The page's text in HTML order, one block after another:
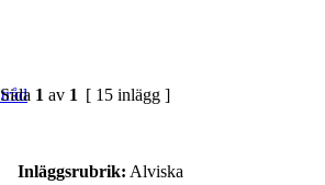
Sida 1 av 1 [ 15 inlägg ]
Inläggsrubrik: Alviska